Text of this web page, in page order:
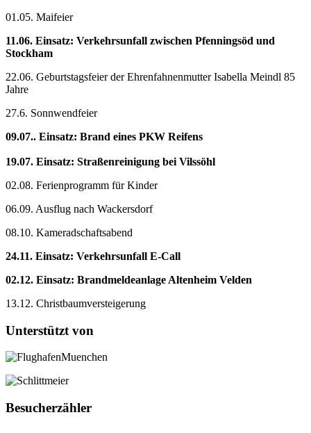
01.05. Maifeier
11.06. Einsatz: Verkehrsunfall zwischen Pfenningsöd und
Stockham
22.06. Geburtstagsfeier der Ehrenfahnenmutter Isabella Meindl 85
Jahre
27.6. Sonnwendfeier
09.07.. Einsatz: Brand eines PKW Reifens
19.07. Einsatz: Straßenreinigung bei Vilssöhl
02.08. Ferienprogramm für Kinder
06.09. Ausflug nach Wackersdorf
08.10. Kameradschaftsabend
24.11. Einsatz: Verkehrsunfall E-Call
02.12. Einsatz: Brandmeldeanlage Altenheim Velden
13.12. Christbaumversteigerung
Unterstützt von
Besucherzähler